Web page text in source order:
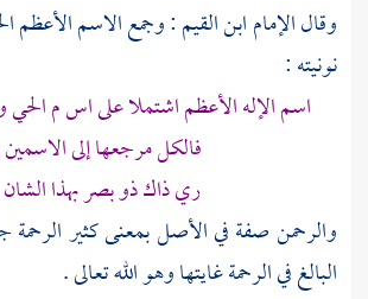
وقال الإمامابن القيم: وجمع الاسم الأعظم
نونيته :
اسم الإله الأعظم اشتملا على اس م الحي
فالكل مرجعها إلى
ري ذاك ذو بصر بهذا الشان
والرحمن صفة في الأصل بمعنى كثير
البالغ في الرحمة غايتها وهو الله تعالى .